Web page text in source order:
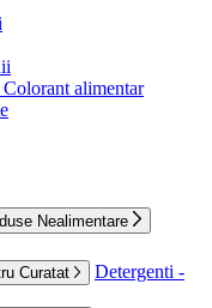
alimentar
Nealimentare
Curatat
Detergenti -